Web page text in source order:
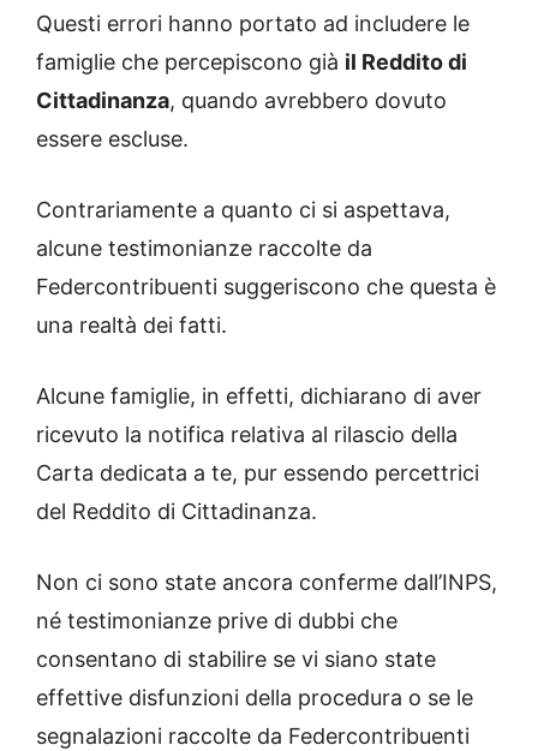
Questi errori hanno portato ad includere le
famiglie che percepiscono già il Reddito di
Cittadinanza, quando avrebbero dovuto
essere escluse.
Contrariamente a quanto ci si aspettava,
alcune testimonianze raccolte da
Federcontribuenti suggeriscono che questa è
una realtà dei fatti.
Alcune famiglie, in effetti, dichiarano di aver
ricevuto la notifica relativa al rilascio della
Carta dedicata a te, pur essendo percettrici
del Reddito di Cittadinanza.
Non ci sono state ancora conferme dall’INPS,
né testimonianze prive di dubbi che
consentano di stabilire se vi siano state
effettive disfunzioni della procedura o se le
segnalazioni raccolte da Federcontribuenti